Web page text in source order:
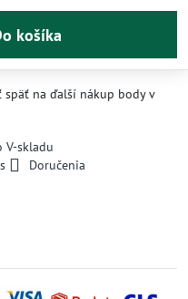
Do košíka
späť na ďalší nákup body v
V-skladu
Doručenia